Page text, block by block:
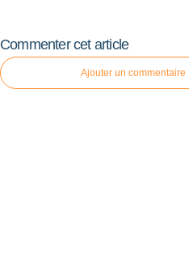
Commenter cet article
Ajouter un commentaire